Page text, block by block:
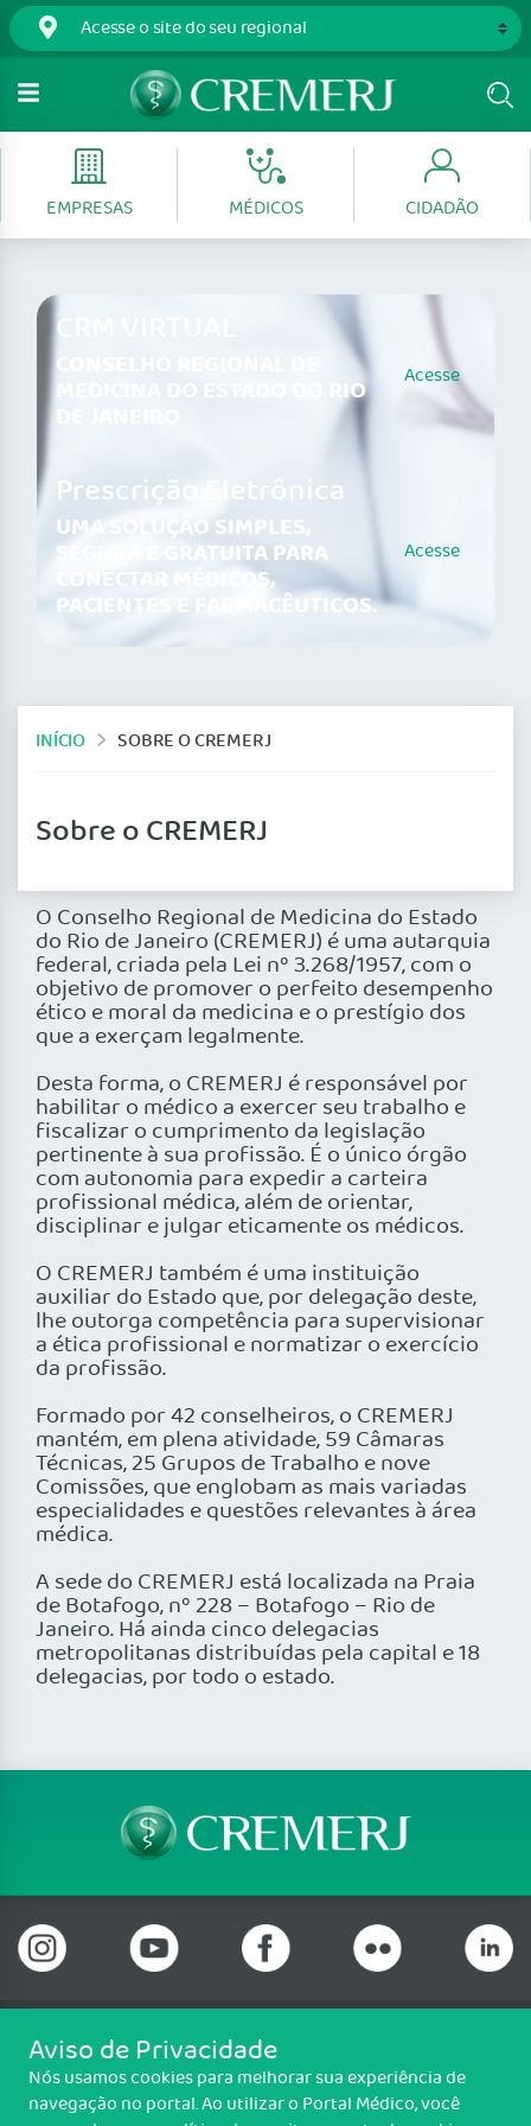
EMPRESAS MÉDICOS CIDADÃO
CRM VIRTUAL
CONSELHO REGIONAL DE
MEDICINA DO ESTADO DO RIO Acesse
Prescrição Eletrônica
UMA SOLUÇÃO SIMPLES,
SEGURA E GRATUITA PARA
CONECTAR MÉDICOS,
PACIENTES E FARMACÊUTICOS.
Acesse
INÍCIO SOBRE O CREMERJ
Sobre o CREMERJ
O Conselho Regional de Medicina do Estado
do Rio de Janeiro (CREMERJ) é uma autarquia
federal, criada pela Lei nº 3.268/1957, com o
objetivo de promover o perfeito desempenho
ético e moral da medicina e o prestígio dos
que a exerçam legalmente.
Desta forma, o CREMERJ é responsável por
habilitar o médico a exercer seu trabalho e
fiscalizar o cumprimento da legislação
pertinente à sua profissão. É o único órgão
com autonomia para expedir a carteira
profissional médica, além de orientar,
disciplinar e julgar eticamente os médicos.
O CREMERJ também é uma instituição
auxiliar do Estado que, por delegação deste,
lhe outorga competência para supervisionar
a ética profissional e normatizar o exercício
da profissão.
Formado por 42 conselheiros, o CREMERJ
mantém, em plena atividade, 59 Câmaras
Técnicas, 25 Grupos de Trabalho e nove
Comissões, que englobam as mais variadas
especialidades e questões relevantes à área
médica.
A sede do CREMERJ está localizada na Praia
de Botafogo, nº 228 – Botafogo – Rio de
Janeiro. Há ainda cinco delegacias
metropolitanas distribuídas pela capital e 18
delegacias, por todo o estado.
Telefone: (21) 3184-7050 Whatsapp: (21) 3184-
7050
Aviso de Privacidade
Nós usamos cookies para melhorar sua experiência de
navegação no portal. Ao utilizar o Portal Médico, você